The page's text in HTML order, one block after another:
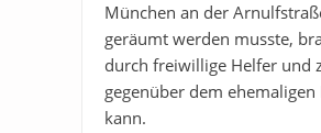
München an der
geräumt werden musste,
durch freiwillige Helfer und
gegenüber dem
kann.